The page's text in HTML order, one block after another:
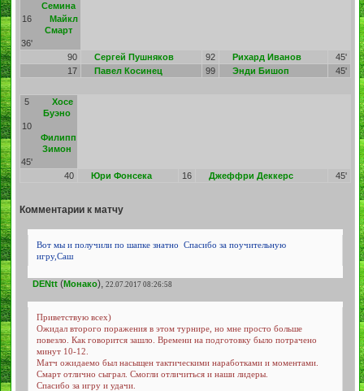
Семина
16
Майкл
Смарт
36'
90
Сергей Пушняков 92 Рихард Иванов
45'
17
Павел Косинец 99 Энди Бишоп 45'
5
Хосе
Буэно
10
Филипп
Зимон
45'
40
Юри Фонсека 16 Джеффри Деккерс 45'
Комментарии к матчу
Вот мы и получили по шапке знатно Спасибо за поучительную
игру,Саш
DENtt(Монако), 22.07.2017 08:26:58
Приветствую всех)
Ожидал второго поражения в этом турнире, но мне просто больше
повезло. Как говорится зашло. Времени на подготовку было потрачено
минут 10-12.
Матч ожидаемо был насыщен тактическими наработками и моментами.
Смарт отлично сыграл. Смогли отличиться и наши лидеры.
Спасибо за игру и удачи.